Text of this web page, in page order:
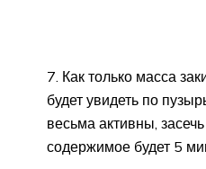
7. Как только масса
будет увидеть по
весьма активны,
содержимое будет 5